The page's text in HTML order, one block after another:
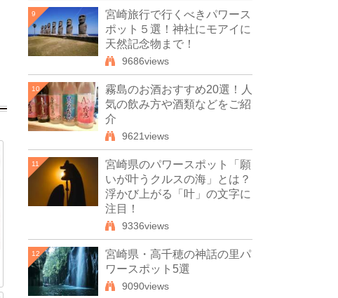
9
宮崎旅行で行くべきパワース
ポット５選！神社にモアイに
天然記念物まで！
9686views
10
霧島のお酒おすすめ20選！人
気の飲み方や酒類などをご紹
介
9621views
11
宮崎県のパワースポット「願
いが叶うクルスの海」とは？
浮かび上がる「叶」の文字に
注目！
9336views
12
宮崎県・高千穂の神話の里パ
ワースポット5選
9090views